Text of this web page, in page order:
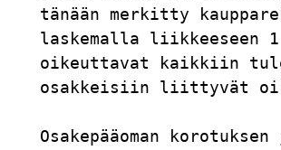
tänään merkitty
laskemalla liikkeeseen
oikeuttavat kaikkiin
osakkeisiin liittyvät
Osakepääoman